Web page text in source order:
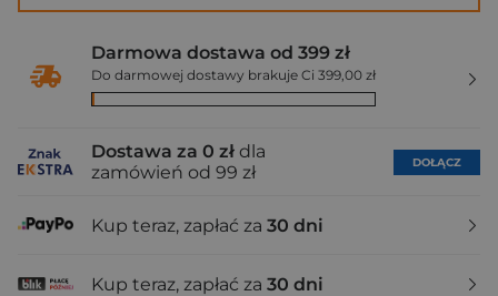
Darmowa dostawa od 399 zł
Do darmowej dostawy brakuje Ci 399,00 zł
Dostawa za 0 zł dla
zamówień od 99 zł
DOŁĄCZ
Kup teraz, zapłać za 30 dni
Kup teraz, zapłać za 30 dni